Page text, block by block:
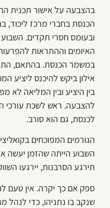
הכנסת בחברי מרכז ליכוד,
ובעומס חסרי תקדים. השבוע
האיומים וההתראות
במשמר הכנסת. בהתאם,
אילון ביקש להיכנס ליציע
בין היציע ובין המליאה
להצבעה. ראש לשכת עורכי
לכנסת, גם הוא סורב.
הגורמים המפוכחים
השבוע הייתה שהזמן יעשה
תירגע הסרבנות, יירגעו
ספק אם כך יקרה. אין טעם
שנקב בו נתניהו, כדי לנהל